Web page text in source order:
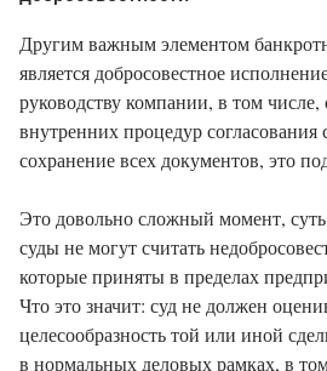
Другим важным элементом
является добросовестное
руководству компании, в том
внутренних процедур согласования
сохранение всех документов, это
Это довольно сложный момент,
суды не могут считать
которые приняты в пределах
Что это значит: суд не должен
целесообразность той или иной
в нормальных деловых рамках, в